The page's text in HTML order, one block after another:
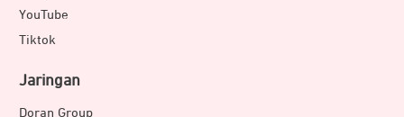
YouTube
Tiktok
Jaringan
Doran Group